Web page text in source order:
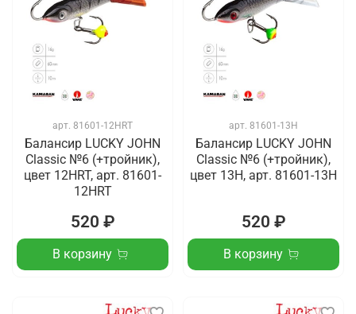
арт. 81601-12HRT
Балансир LUCKY JOHN
Classic №6 (+тройник),
цвет 12HRT, арт. 81601-
12HRT
520 ₽
В корзину
арт. 81601-13H
Балансир LUCKY JOHN
Classic №6 (+тройник),
цвет 13H, арт. 81601-13H
520 ₽
В корзину